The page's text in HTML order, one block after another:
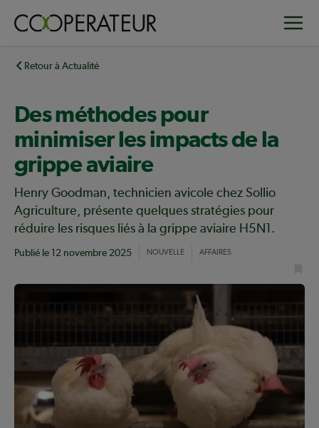
principalRetour à Actualité
Des méthodes pour
minimiser les impacts de la
grippe aviaire
Henry Goodman, technicien avicole chez Sollio
Agriculture, présente quelques stratégies pour
réduire les risques liés à la grippe aviaire H5N1.
Publié le 12 novembre 2025 NOUVELLE AFFAIRES